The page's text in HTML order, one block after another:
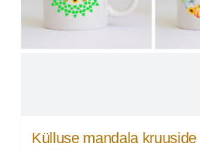
Külluse mandala